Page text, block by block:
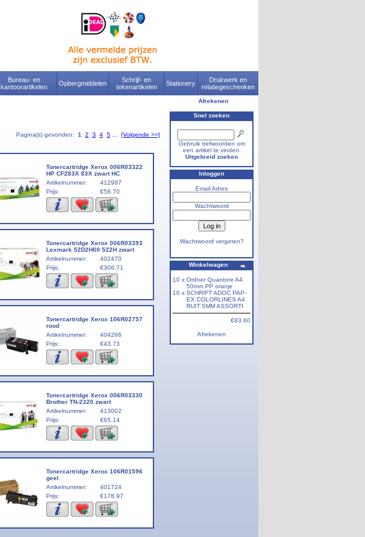
Bureau- en
kantoorartikelen
Opbergmiddelen
Schrijf- en
tekenartikelen
Stationery
Drukwerk en
relatiegeschenken
Afrekenen
Pagina(s) gevonden: 1 2 3 4 5 [Volgende >>]
Tonercartridge Xerox 006R03322
HP CF283X 83X zwart HC
Artikelnummer:
412987
Prijs:
€58.70
Tonercartridge Xerox 006R03393
Lexmark 52D2H00 522H zwart
Artikelnummer:
402470
Prijs:
€306.71
Tonercartridge Xerox 106R02757
rood
Artikelnummer:
404266
Prijs:
€43.73
Tonercartridge Xerox 006R03330
Brother TN-2320 zwart
Artikelnummer:
413002
Prijs:
€65.14
Tonercartridge Xerox 106R01596
geel
Artikelnummer:
401724
Prijs:
€178.97
Snel zoeken
Gebruik trefwoorden om
een artikel te vinden.
Uitgebreid zoeken
Inloggen
Email Adres
Wachtwoord
Wachtwoord vergeten?
Winkelwagen
10 x Ordner Quantore A4
50mm PP oranje
10 x SCHRIFT ADOC PAP-
EX COLORLINES A4
RUIT 5MM ASSORTI
€83.60
Afrekenen